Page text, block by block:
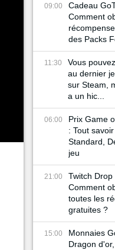
09:00
Cadeau
Comment
des Packs
11:30
Vous
au dernier
sur Steam,
a un hic...
06:00
Prix Game
: Tout
Standard,
jeu
21:00
Twitch
Comment
toutes les
gratuites ?
15:00
Monnaies
Dragon